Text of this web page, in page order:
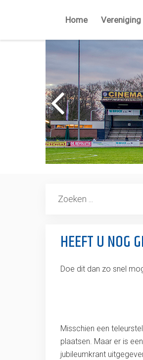
Home Vereniging
HEEFT U NOG
Doe dit dan zo snel
Misschien een
plaatsen. Maar er is
jubileumkrant